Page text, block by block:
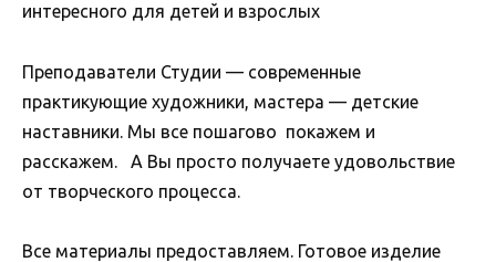
интересного для детей и взрослых
Преподаватели Студии — современные
практикующие художники, мастера — детские
наставники. Мы все пошагово покажем и
расскажем. А Вы просто получаете удовольствие
от творческого процесса.
Все материалы предоставляем. Готовое изделие